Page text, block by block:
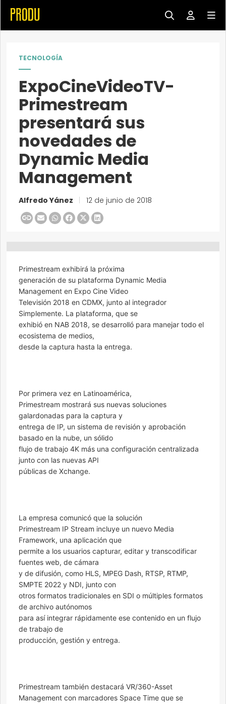
TECNOLOGÍA
ExpoCineVideoTV-
Primestream
presentará sus
novedades de
Dynamic Media
Management
Alfredo Yánez 12 de junio de 2018
Primestream exhibirá la próxima
generación de su plataforma Dynamic Media
Management en Expo Cine Video
Televisión 2018 en CDMX, junto al integrador
Simplemente. La plataforma, que se
exhibió en NAB 2018, se desarrolló para manejar todo el
ecosistema de medios,
desde la captura hasta la entrega.
Por primera vez en Latinoamérica,
Primestream mostrará sus nuevas soluciones
galardonadas para la captura y
entrega de IP, un sistema de revisión y aprobación
basado en la nube, un sólido
flujo de trabajo 4K más una configuración centralizada
junto con las nuevas API
públicas de Xchange.
La empresa comunicó que la solución
Primestream IP Stream incluye un nuevo Media
Framework, una aplicación que
permite a los usuarios capturar, editar y transcodificar
fuentes web, de cámara
y de difusión, como HLS, MPEG Dash, RTSP, RTMP,
SMPTE 2022 y NDI, junto con
otros formatos tradicionales en SDI o múltiples formatos
de archivo autónomos
para así integrar rápidamente ese contenido en un flujo
de trabajo de
producción, gestión y entrega.
Primestream también destacará VR/360-Asset
Management con marcadores Space Time que se